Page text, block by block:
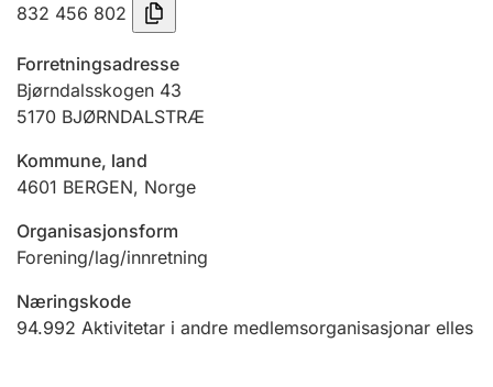
Jeger
Ektepaktrettleiaren
Andre tema
832 456 802
Forretningsadresse
Bjørndalsskogen 43
5170 BJØRNDALSTRÆ
Kommune, land
4601 BERGEN, Norge
Organisasjonsform
Forening/lag/innretning
Næringskode
94.992 Aktivitetar i andre medlemsorganisasjonar elles